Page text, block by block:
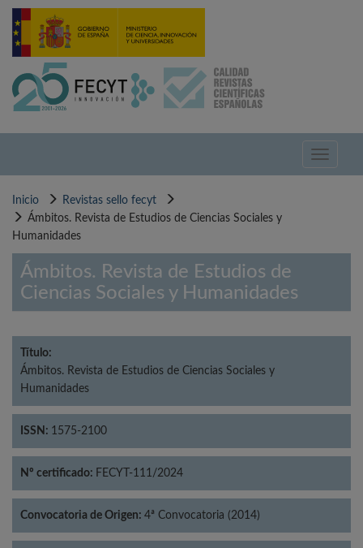
Pasar
contenido
Toggle
Inicio
Revistas sello fecyt
Ámbitos. Revista de Estudios de Ciencias Sociales y
Humanidades
Ámbitos. Revista de Estudios de
Ciencias Sociales y Humanidades
Título:
Ámbitos. Revista de Estudios de Ciencias Sociales y
Humanidades
ISSN: 1575-2100
Nº certificado: FECYT-111/2024
Convocatoria de Origen: 4ª Convocatoria (2014)